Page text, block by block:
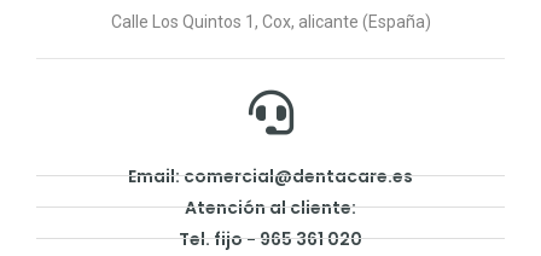
Calle Los Quintos 1, Cox, alicante (España)
Email: comercial@dentacare.es
Atención al cliente:
Tel. fijo - 965 361 020